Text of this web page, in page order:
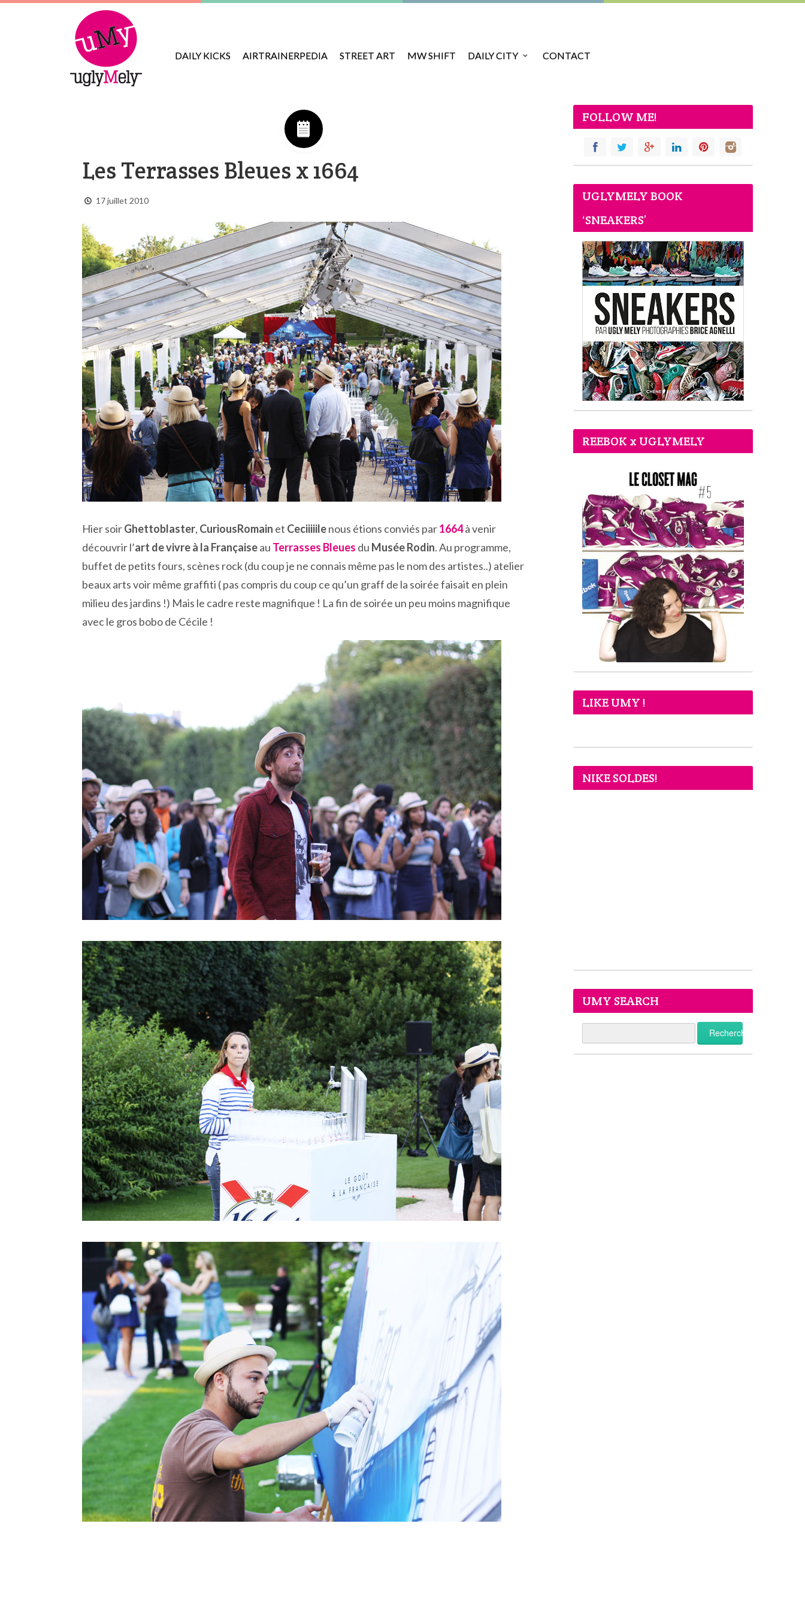
DAILY KICKS AIRTRAINERPEDIA STREET ART MW SHIFT DAILY CITY CONTACT
Les Terrasses Bleues x 1664
17 juillet 2010
Hier soirGhettoblaster, CuriousRomain et Ceciiiiilenous étions conviés par1664à venir
découvrir l’art de vivre à la Françaiseau Terrasses Bleues du Musée Rodin. Au programme,
buffet de petits fours, scènes rock (du coup je ne connais même pas le nom des artistes..) atelier
beaux arts voir même graffiti ( pas compris du coup ce qu’un graff de la soirée faisait en plein
milieu des jardins !) Mais le cadre reste magnifique ! La fin de soirée un peu moins magnifique
avec le gros bobo de Cécile !
FOLLOW ME!
UGLYMELY BOOK
‘SNEAKERS’
REEBOK x UGLYMELY
LIKE UMY !
NIKE SOLDES!
UMY SEARCH